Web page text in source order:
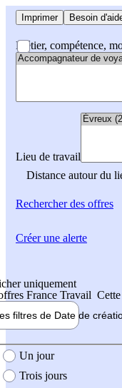
Imprimer Besoin
Métier, compétence,
Lieu de travail
Distance autour du
Rechercherdes offres
uniquement
France Travail
filtres de Date de
création de l'offre
Un jour
Trois jours
Créer une alerte